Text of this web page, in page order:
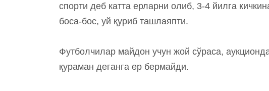
спорти деб катта ерларни олиб, 3-4 йилга
боса-бос, уй қуриб ташлаяпти.
Футболчилар майдон учун жой сўраса,
қураман деганга ер бермайди.